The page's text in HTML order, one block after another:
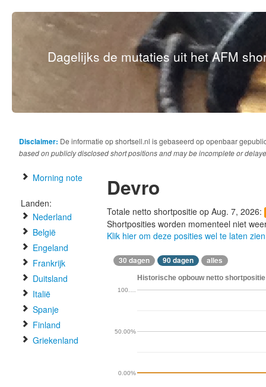
Dagelijks de mutaties uit het AFM
Disclaimer: De informatie op shortsell.nl is gebaseerd op openbaar
based on publicly disclosed short positions and may be incomplete or
Morning note
Landen:
Nederland
België
Engeland
Frankrijk
Duitsland
Italië
Spanje
Finland
Griekenland
Devro
Totale netto shortpositie op Aug. 7, 2026:
Shortposities worden momenteel niet
Klik hier om deze posities wel te laten zien
30 dagen 90 dagen alles
Historische opbouw netto
0.00%
50.00%
100.…